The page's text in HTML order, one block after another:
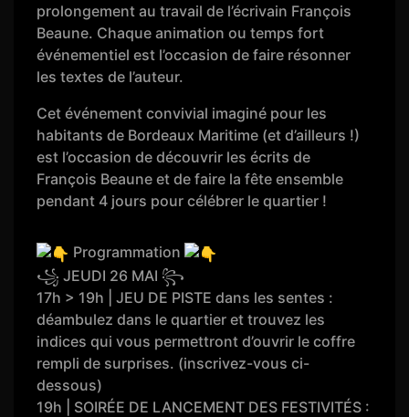
prolongement au travail de l’écrivain François
Beaune. Chaque animation ou temps fort
événementiel est l’occasion de faire résonner
les textes de l’auteur.
Cet événement convivial imaginé pour les
habitants de Bordeaux Maritime (et d’ailleurs !)
est l’occasion de découvrir les écrits de
François Beaune et de faire la fête ensemble
pendant 4 jours pour célébrer le quartier !
Programmation
꧁ JEUDI 26 MAI ꧂
17h > 19h | JEU DE PISTE dans les sentes :
déambulez dans le quartier et trouvez les
indices qui vous permettront d’ouvrir le coffre
rempli de surprises. (inscrivez-vous ci-
dessous)
19h | SOIRÉE DE LANCEMENT DES FESTIVITÉS :